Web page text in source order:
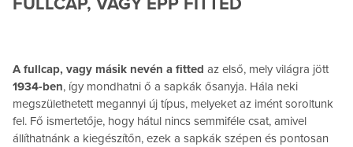
A fullcap, vagy másik nevén a fitted az első, mely világra jött
1934-ben, így mondhatni ő a sapkák ősanyja. Hála neki
megszülethetett megannyi új típus, melyeket az imént soroltunk
fel. Fő ismertetője, hogy hátul nincs semmiféle csat, amivel
állíthatnánk a kiegészítőn, ezek a sapkák szépen és pontosan